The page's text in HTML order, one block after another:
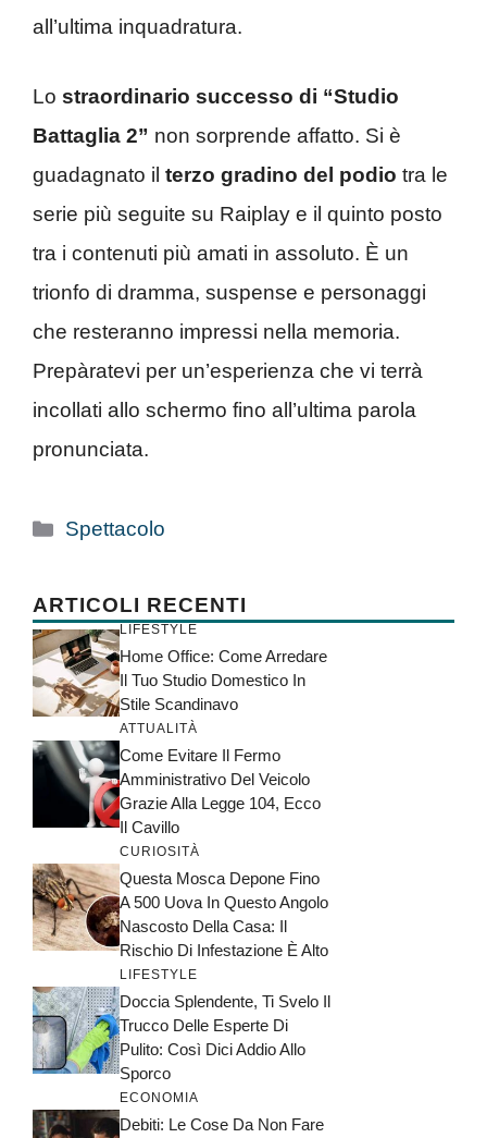
all’ultima inquadratura.
Lo straordinario successo di “Studio
Battaglia 2” non sorprende affatto. Si è
guadagnato il terzo gradino del podio tra le
serie più seguite su Raiplay e il quinto posto
tra i contenuti più amati in assoluto. È un
trionfo di dramma, suspense e personaggi
che resteranno impressi nella memoria.
Prepàratevi per un’esperienza che vi terrà
incollati allo schermo fino all’ultima parola
pronunciata.
Categorie
Spettacolo
ARTICOLI RECENTI
LIFESTYLE
Home Office: Come Arredare
Il Tuo Studio Domestico In
Stile Scandinavo
ATTUALITÀ
Come Evitare Il Fermo
Amministrativo Del Veicolo
Grazie Alla Legge 104, Ecco
Il Cavillo
CURIOSITÀ
Questa Mosca Depone Fino
A 500 Uova In Questo Angolo
Nascosto Della Casa: Il
Rischio Di Infestazione È Alto
LIFESTYLE
Doccia Splendente, Ti Svelo Il
Trucco Delle Esperte Di
Pulito: Così Dici Addio Allo
Sporco
ECONOMIA
Debiti: Le Cose Da Non Fare